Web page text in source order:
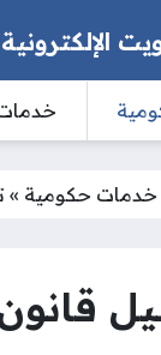
الإلكترونية
خدمات حكومية »
قانون